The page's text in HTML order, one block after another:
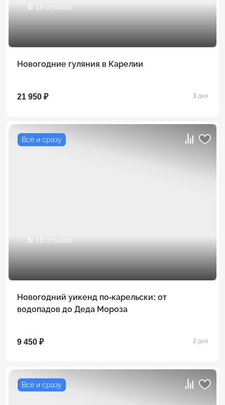
5/ 10 отзывов
Новогодние гуляния в Карелии
21 950 ₽ 3 дня
Всё и сразу
5/ 10 отзывов
Новогодний уикенд по-карельски: от
водопадов до Деда Мороза
9 450 ₽ 2 дня
Всё и сразу